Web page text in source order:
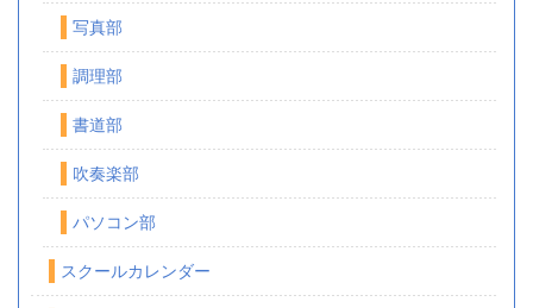
写真部
調理部
書道部
吹奏楽部
パソコン部
スクールカレンダー